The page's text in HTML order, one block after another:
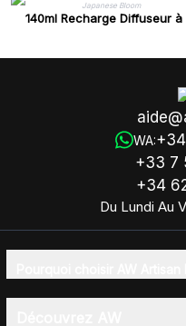
140ml Recharge Diffuseur à
WA:
+33 7
+34
Du Lundi Au